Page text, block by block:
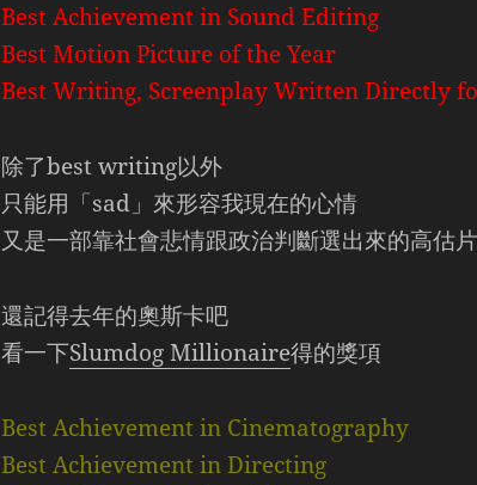
Best Achievement in Sound Editing
Best Motion Picture of the Year
Best Writing, Screenplay Written Directly
除了best writing以外
只能用「sad」來形容我現在的心情
又是一部靠社會悲情跟政治判斷選出來的高估片
還記得去年的奧斯卡吧
看一下Slumdog Millionaire得的獎項
Best Achievement in Cinematography
Best Achievement in Directing